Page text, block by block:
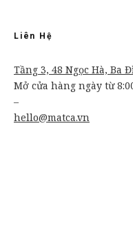
Liên Hệ
Tầng 3, 48 Ngọc Hà, Ba
Mở cửa hàng ngày từ
–
hello@matca.vn